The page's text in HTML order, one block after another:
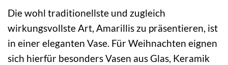
Die wohl traditionellste und zugleich
wirkungsvollste Art, Amarillis zu präsentieren, ist
in einer eleganten Vase. Für Weihnachten eignen
sich hierfür besonders Vasen aus Glas, Keramik